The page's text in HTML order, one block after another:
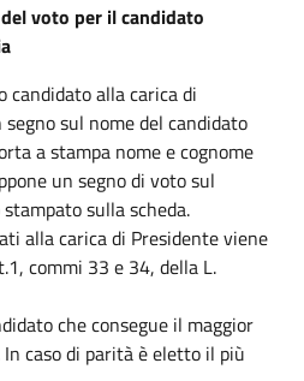
voto per il candidato
candidato alla carica di
sul nome del candidato
a stampa nome e cognome
un segno di voto sul
sulla scheda.
alla carica di Presidente viene
commi 33 e 34, della L.
che consegue il maggior
caso di parità è eletto il più